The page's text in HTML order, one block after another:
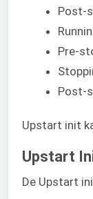
Post-
Pre-
Post-
Upstart init
Upstart
De Upstart